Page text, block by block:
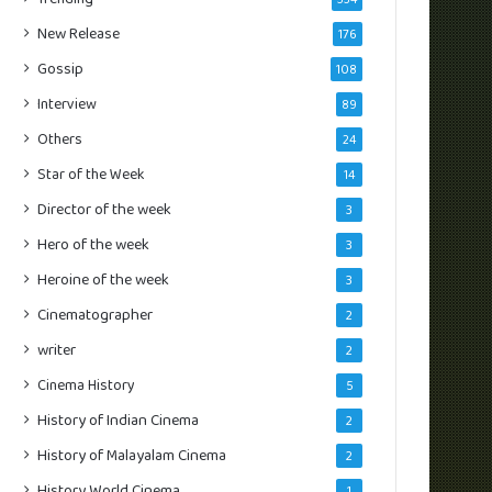
New Release 176
Gossip 108
Interview 89
Others 24
Star of the Week 14
Director of the week 3
Hero of the week 3
Heroine of the week 3
Cinematographer 2
writer 2
Cinema History 5
History of Indian Cinema 2
History of Malayalam Cinema 2